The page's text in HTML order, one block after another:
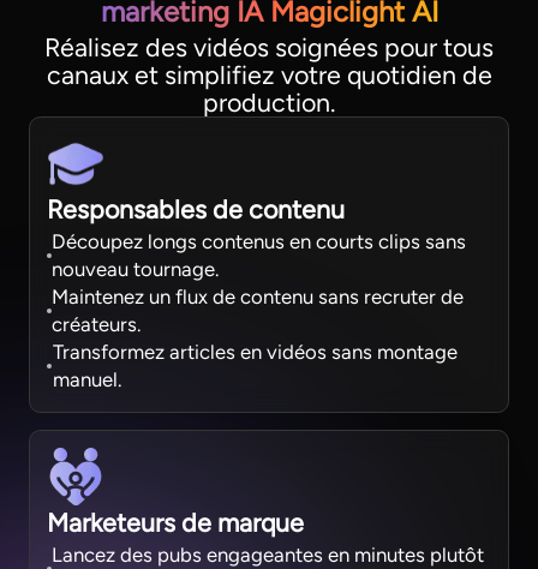
marketing IA Magiclight AI
Réalisez des vidéos soignées pour tous
canaux et simplifiez votre quotidien de
production.
Responsables de contenu
Découpez longs contenus en courts clips sans
nouveau tournage.
Maintenez un flux de contenu sans recruter de
créateurs.
Transformez articles en vidéos sans montage
manuel.
Marketeurs de marque
Lancez des pubs engageantes en minutes plutôt